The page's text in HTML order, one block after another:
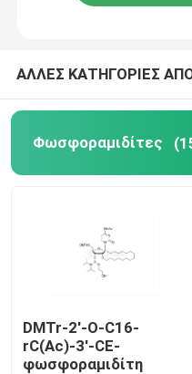
ΑΛΛΕΣ ΚΑΤΗΓΟΡΙΕΣ
Φωσφοραμιδίτες
DMTr-2'-O-C16-
rC(Ac)-3'-CE-
φωσφοραμιδίτη